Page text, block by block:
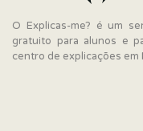
O Explicas-me? é um
gratuito para alunos e
centro de explicações em